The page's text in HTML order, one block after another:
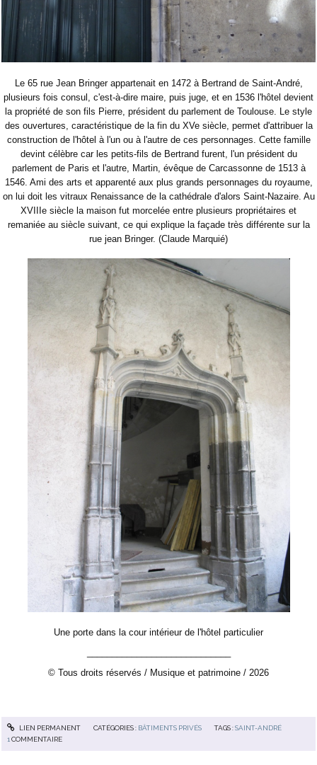
Le 65 rue Jean Bringer appartenait en 1472 à Bertrand de Saint-André,
plusieurs fois consul, c'est-à-dire maire, puis juge, et en 1536 l'hôtel devient
la propriété de son fils Pierre, président du parlement de Toulouse. Le style
des ouvertures, caractéristique de la fin du XVe siècle, permet d'attribuer la
construction de l'hôtel à l'un ou à l'autre de ces personnages. Cette famille
devint célèbre car les petits-fils de Bertrand furent, l'un président du
parlement de Paris et l'autre, Martin, évêque de Carcassonne de 1513 à
1546. Ami des arts et apparenté aux plus grands personnages du royaume,
on lui doit les vitraux Renaissance de la cathédrale d'alors Saint-Nazaire. Au
XVIIIe siècle la maison fut morcelée entre plusieurs propriétaires et
remaniée au siècle suivant, ce qui explique la façade très différente sur la
rue jean Bringer. (Claude Marquié)
Une porte dans la cour intérieur de l'hôtel particulier
© Tous droits réservés / Musique et patrimoine / 2026
LIEN PERMANENT CATÉGORIES : BÂTIMENTS PRIVÉS TAGS :SAINT-ANDRÉ
1COMMENTAIRE